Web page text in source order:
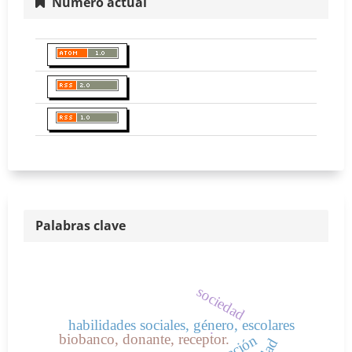
Palabras clave
habilidades sociales, género, escolares
sociedad
.
biobanco, donante, receptor.